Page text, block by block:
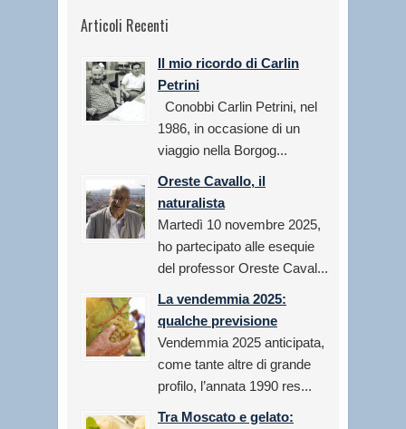
Articoli Recenti
Il mio ricordo di Carlin
Petrini
Conobbi Carlin Petrini, nel
1986, in occasione di un
viaggio nella Borgog...
Oreste Cavallo, il
naturalista
Martedì 10 novembre 2025,
ho partecipato alle esequie
del professor Oreste Caval...
La vendemmia 2025:
qualche previsione
Vendemmia 2025 anticipata,
come tante altre di grande
profilo, l’annata 1990 res...
Tra Moscato e gelato: